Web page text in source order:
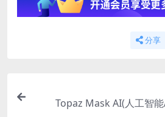
分享
Topaz Mask AI(人工智